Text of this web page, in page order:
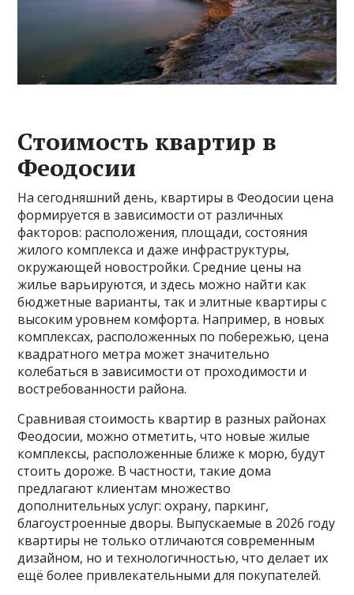
Стоимость квартир в
Феодосии
На сегодняшний день, квартиры в Феодосии цена
формируется в зависимости от различных
факторов: расположения, площади, состояния
жилого комплекса и даже инфраструктуры,
окружающей новостройки. Средние цены на
жилье варьируются, и здесь можно найти как
бюджетные варианты, так и элитные квартиры с
высоким уровнем комфорта. Например, в новых
комплексах, расположенных по побережью, цена
квадратного метра может значительно
колебаться в зависимости от проходимости и
востребованности района.
Сравнивая стоимость квартир в разных районах
Феодосии, можно отметить, что новые жилые
комплексы, расположенные ближе к морю, будут
стоить дороже. В частности, такие дома
предлагают клиентам множество
дополнительных услуг: охрану, паркинг,
благоустроенные дворы. Выпускаемые в 2026 году
квартиры не только отличаются современным
дизайном, но и технологичностью, что делает их
ещё более привлекательными для покупателей.